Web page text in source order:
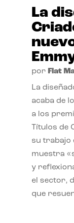
La
por Flat
La
acaba de
a los
Títulos de
su trabajo
muestra
y
el sector,
que